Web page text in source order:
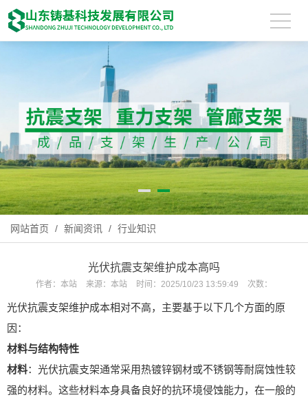
网站首页 / 新闻资讯 / 行业知识
光伏抗震支架维护成本高吗
作者： 本站 来源： 本站 时间： 2025/10/23 13:59:49 次数：
光伏抗震支架维护成本相对不高，主要基于以下几个方面的原
因：
材料与结构特性
材料：光伏抗震支架通常采用热镀锌钢材或不锈钢等耐腐蚀性较
强的材料。这些材料本身具备良好的抗环境侵蚀能力，在一般的